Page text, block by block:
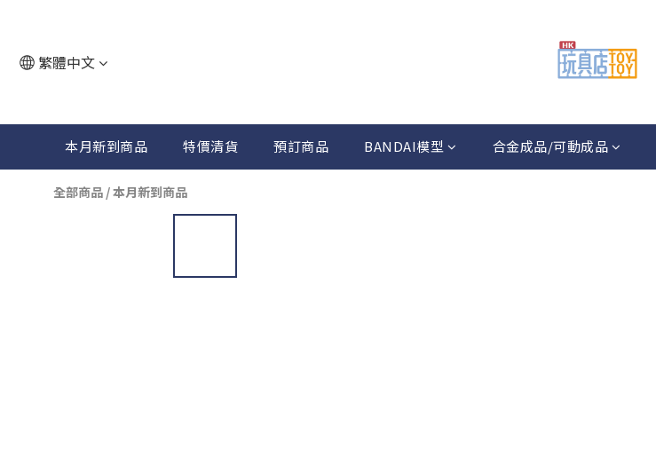
繁體中文
本月新到商品 特價清貨 預訂商品 BANDAI模型 合金成品/可動成品
全部商品 /本月新到商品